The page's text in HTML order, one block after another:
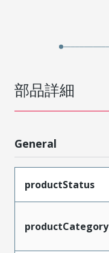
部品詳細
General
productStatus
productCategory